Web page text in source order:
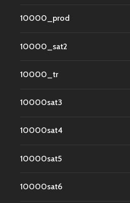
10000_prod
10000_sat2
10000_tr
10000sat3
10000sat4
10000sat5
10000sat6